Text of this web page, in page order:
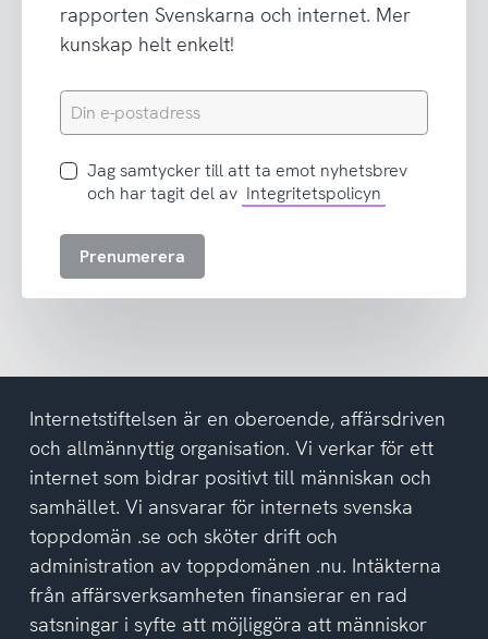
rapporten Svenskarna och internet. Mer
kunskap helt enkelt!
Din
e-
Jag
samtycker
att
del
av
integritetspolicyn
Jag samtycker till att ta emot nyhetsbrev
och har tagit del av Integritetspolicyn
Prenumerera
Internetstiftelsen är en oberoende, affärsdriven
och allmännyttig organisation. Vi verkar för ett
internet som bidrar positivt till människan och
samhället. Vi ansvarar för internets svenska
toppdomän .se och sköter drift och
administration av toppdomänen .nu. Intäkterna
från affärsverksamheten finansierar en rad
satsningar i syfte att möjliggöra att människor